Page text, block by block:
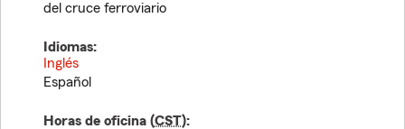
del cruce ferroviario
Idiomas:
Inglés
Español
Horas de oficina (CST):